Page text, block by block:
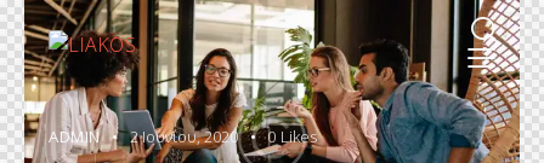
ADMIN 2 Ιουνίου, 2020 0 Likes